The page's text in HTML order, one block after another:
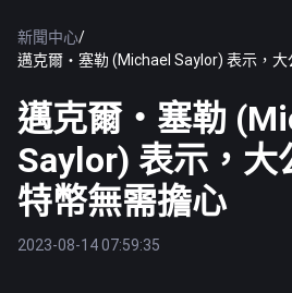
新聞中心/
邁克爾・塞勒 (Michael Saylor) 表示，
邁克爾・塞勒
Saylor) 表示，大
特幣無需擔心
2023-08-14 07:59:35